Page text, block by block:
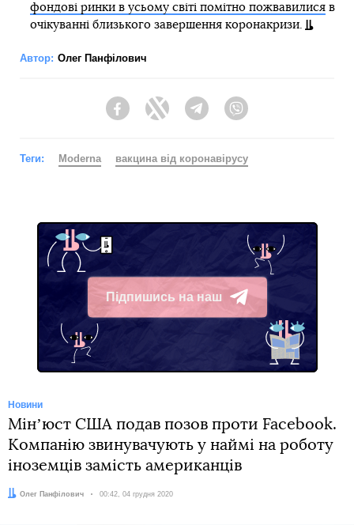
фондові ринки в усьому світі помітно пожвавилисяв
очікуванні близького завершення коронакризи.
Автор: Олег Панфілович
FacebookTwitter Telegram
Теги: Moderna вакцина від коронавірусу
Підпишись на наш
Telegram
Новини
Мінʼюст США подав позов проти Facebook.
Компанію звинувачують у наймі на роботу
іноземців замість американців
Автор:
Олег Панфілович Дата:
00:42, 04 грудня 2020